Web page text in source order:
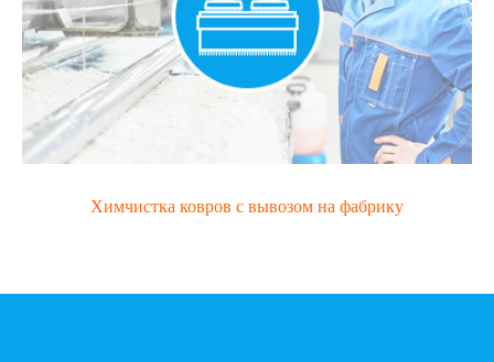
Химчистка ковров с вывозом на фабрику